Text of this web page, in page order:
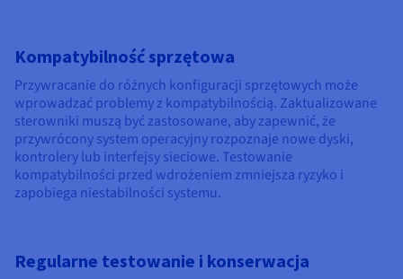
Kompatybilność sprzętowa
Przywracanie do różnych konfiguracji sprzętowych może
wprowadzać problemy z kompatybilnością. Zaktualizowane
sterowniki muszą być zastosowane, aby zapewnić, że
przywrócony system operacyjny rozpoznaje nowe dyski,
kontrolery lub interfejsy sieciowe. Testowanie
kompatybilności przed wdrożeniem zmniejsza ryzyko i
zapobiega niestabilności systemu.
Regularne testowanie i konserwacja